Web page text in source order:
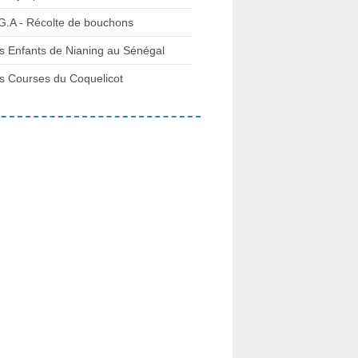
- Récolte de bouchons
Enfants de Nianing au Sénégal
Courses du Coquelicot